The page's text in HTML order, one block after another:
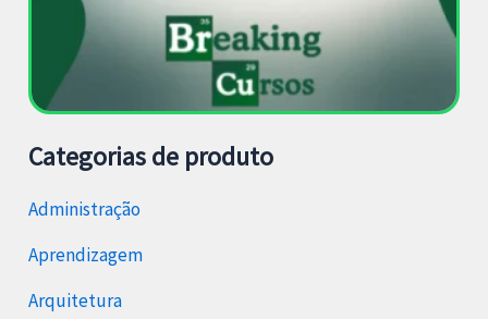
Categorias de produto
Administração
Aprendizagem
Arquitetura